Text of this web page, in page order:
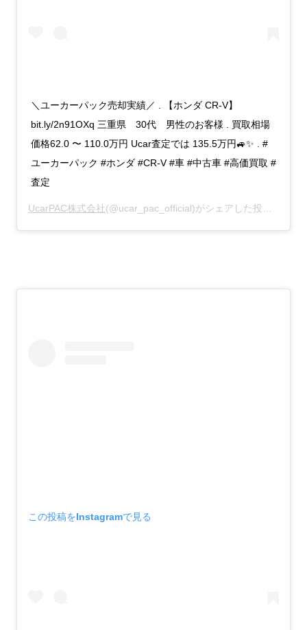
＼ユーカーパック売却実績／ . 【ホンダ CR-V】
bit.ly/2n91OXq 三重県 30代 男性のお客様 . 買取相場
価格62.0 〜 110.0万円 Ucar査定では 135.5万円🚙✨ . #
ユーカーパック #ホンダ #CR-V #車 #中古車 #高価買取 #
査定
UcarPAC株式会社(@ucar_pac_official)がシェアした投稿 –
この投稿をInstagramで見る